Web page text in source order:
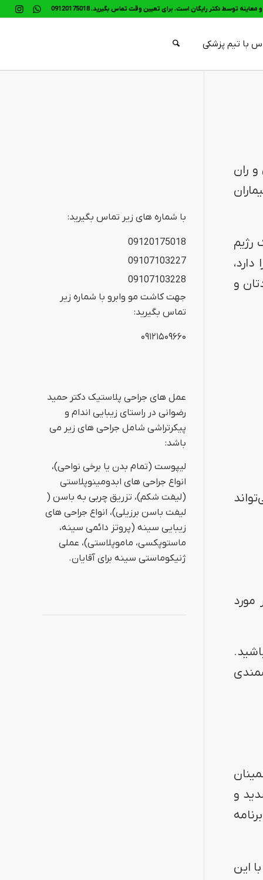
توسط دکتر رایگان است. برای تعیین وقت تماس بگیرید. 09120175018
با تیم پزشکی
ران
رژیم
و
مورد
و
این
با شماره های زیر تماس بگیرید:
09120175018
09107103227
09107103228
جهت کاشت مو وابرو با شماره زیر
تماس بگیرید:
۰۹۱۲۱۵۰۹۶۶۰
عمل های جراحی پلاستیک دکتر حمید
رضوانی در راستای زیبایی اندام و
پیکرتراشی شامل جراحی های زیر می
باشد:
لیپوست (تمام بدن یا برخی نواحی)،
انواع جراحی های ابدومینوپلاستی
(لیفت شکم)، تزریق چربی به باسن (
لیفت باسن برزیلی)، انواع جراحی های
زیبایی سینه (پروتز دائمی سینه،
ماستوپکسی، ماموپلاستی)، عملی
ژنیکوماستی سینه برای آقایان.